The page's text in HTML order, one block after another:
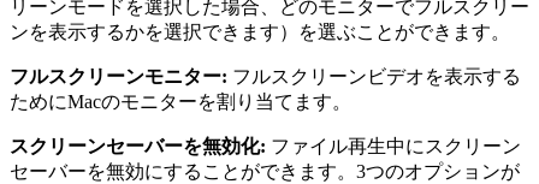
リーンモードを選択した場合、どのモニターでフルスクリー
ンを表示するかを選択できます）を選ぶことができます。
フルスクリーンモニター: フルスクリーンビデオを表示する
ためにMacのモニターを割り当てます。
スクリーンセーバーを無効化: ファイル再生中にスクリーン
セーバーを無効にすることができます。3つのオプションが